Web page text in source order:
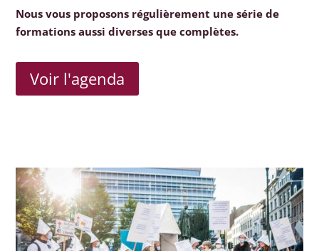
Nous vous proposons régulièrement une série de
formations aussi diverses que complètes.
Voir l'agenda